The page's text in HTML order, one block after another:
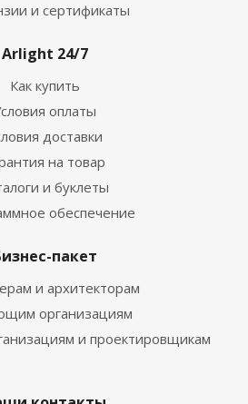
и сертификаты
Arlight 24/7
Как купить
оплаты
доставки
на товар
и буклеты
обеспечение
пакет
и архитекторам
организациям
и проектировщикам